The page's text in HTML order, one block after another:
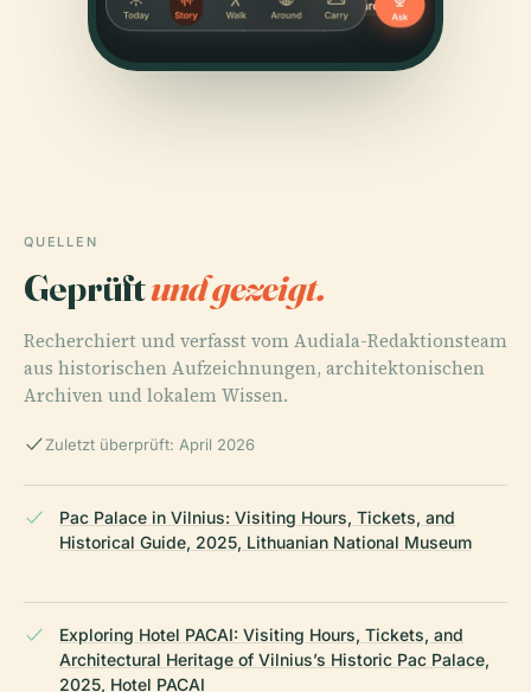
QUELLEN
Geprüftund gezeigt.
Recherchiert und verfasst vom Audiala-Redaktionsteam
aus historischen Aufzeichnungen, architektonischen
Archiven und lokalem Wissen.
Zuletzt überprüft: April 2026
Pac Palace in Vilnius: Visiting Hours, Tickets, and
Historical Guide, 2025, Lithuanian National Museum
Exploring Hotel PACAI: Visiting Hours, Tickets, and
Architectural Heritage of Vilnius’s Historic Pac Palace,
2025, Hotel PACAI